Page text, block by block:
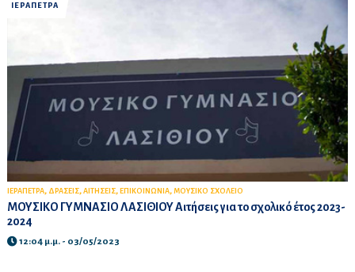
ΙΕΡΑΠΕΤΡΑ
ΙΕΡΑΠΕΤΡΑ, ΔΡΑΣΕΙΣ, ΑΙΤΗΣΕΙΣ, ΕΠΙΚΟΙΝΩΝΙΑ, ΜΟΥΣΙΚΟ ΣΧΟΛΕΙΟ
ΜΟΥΣΙΚΟ ΓΥΜΝΑΣΙΟ ΛΑΣΙΘΙΟΥ Αιτήσεις για το σχολικό έτος 2023-
2024
12:04 μ.μ. - 03/05/2023